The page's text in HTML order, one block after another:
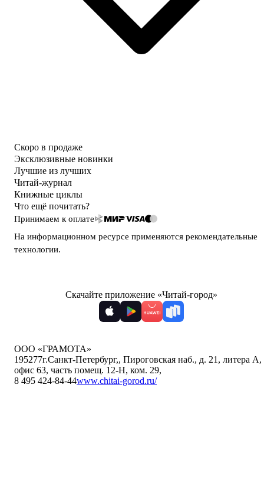
Скоро в продаже
Эксклюзивные новинки
Лучшие из лучших
Читай-журнал
Книжные циклы
Что ещё почитать?
Принимаем к оплате
На информационном ресурсе применяются рекомендательные
технологии.
Скачайте приложение «Читай-город»
ООО «ГРАМОТА»
195277г.Санкт-Петербург,, Пироговская наб., д. 21, литера А,
офис 63, часть помещ. 12-Н, ком. 29,
8 495 424-84-44www.chitai-gorod.ru/